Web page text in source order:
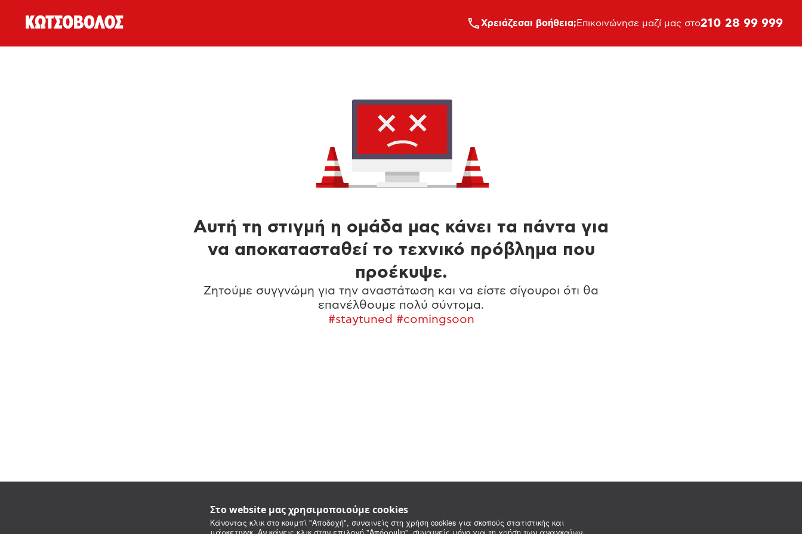
Στο website μας χρησιμοποιούμε cookies
Κάνοντας κλικ στο κουμπί "Αποδοχή", συναινείς στη χρήση cookies για σκοπούς στατιστικής και
Xρειάζεσαι βοήθεια; Επικοινώνησε μαζί μας στο210 28 99 999
Αυτή τη στιγμή η ομάδα μας κάνει τα πάντα για
να αποκατασταθεί το τεχνικό πρόβλημα που
προέκυψε.
Ζητούμε συγγνώμη για την αναστάτωση και να είστε σίγουροι ότι θα
επανέλθουμε πολύ σύντομα.
#staytuned #comingsoon